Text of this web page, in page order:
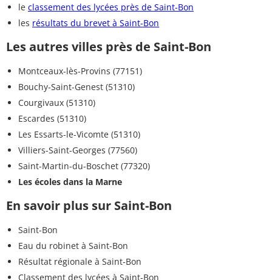
le classement des lycées près de Saint-Bon
les résultats du brevet à Saint-Bon
Les autres villes près de Saint-Bon
Montceaux-lès-Provins (77151)
Bouchy-Saint-Genest (51310)
Courgivaux (51310)
Escardes (51310)
Les Essarts-le-Vicomte (51310)
Villiers-Saint-Georges (77560)
Saint-Martin-du-Boschet (77320)
Les écoles dans la Marne
En savoir plus sur Saint-Bon
Saint-Bon
Eau du robinet à Saint-Bon
Résultat régionale à Saint-Bon
Classement des lycées à Saint-Bon